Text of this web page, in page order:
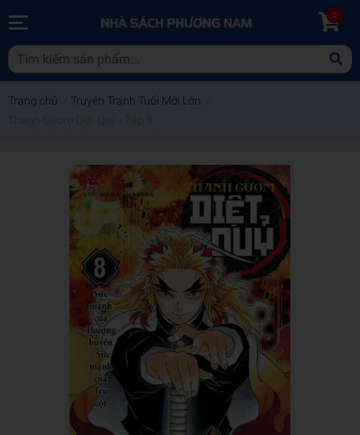
0
Trang chủ Truyện Tranh Tuổi Mới Lớn